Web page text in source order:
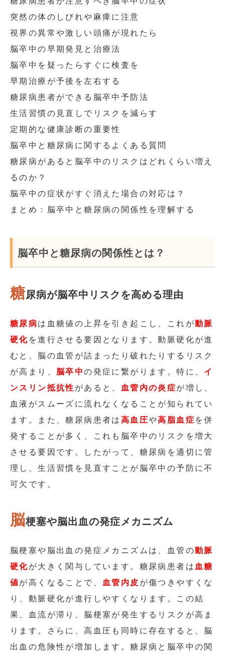
突然の体のしびれや麻痺に注意
視界の異常や激しい頭痛が現れたら
脳卒中の早期発見と治療法
脳卒中を疑ったらすぐに検査を
早期治療が予後を左右する
糖尿病患者ができる脳卒中予防法
生活習慣の見直しでリスクを減らす
定期的な健康診断の重要性
脳卒中と糖尿病に関するよくある質問
糖尿病があると脳卒中のリスクはどれくらい増え
るのか？
脳卒中の症状がすぐ消えた場合の対応は？
まとめ：脳卒中と糖尿病の関係性を理解する
脳卒中と糖尿病の関係性とは？
糖尿病が脳卒中リスクを高める理由
糖尿病は血糖値の上昇を引き起こし、これが動脈
硬化 を進行させる要因となります。動脈硬化が進
むと、脳の血管が詰まったり破れたりするリスク
が高まり、 脳卒中の発症に繋がります。特に、 イ
ンスリン抵抗性 があると、 血管内の炎症が増し、
血液がスムーズに流れなくなることが知られてい
ます。また、糖尿病患者は 高血圧や高脂血症 を併
発することが多く、これも脳卒中のリスクを増大
させる要因です。したがって、糖尿病を適切に管
理し、生活習慣を見直すことが脳卒中の予防に不
可欠です。
脳梗塞や脳出血の発症メカニズム
脳梗塞や脳出血の発症メカニズムは、血管の動脈
硬化が大きく関与しています。糖尿病患者は 血糖
値が高くなることで、 血管内皮 が傷つきやすくな
り、動脈硬化が進行しやすくなります。この結
果、血流が滞り、脳梗塞が発生するリスクが高ま
ります。さらに、高血圧も同時に存在すると、脳
出血の危険性が増加します。糖尿病と脳卒中の関